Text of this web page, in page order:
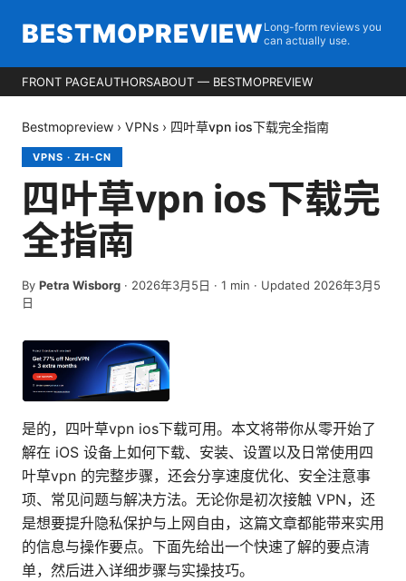
BESTMOPREVIEW Long-form reviews you
can actually use.
FRONT PAGEAUTHORSABOUT — BESTMOPREVIEW
Bestmopreview › VPNs › 四叶草vpn ios下载完全指南
VPNS · ZH-CN
四叶草vpn ios下载完
全指南
By Petra Wisborg · 2026年3月5日 · 1 min · Updated 2026年3月5
日
是的，四叶草vpn ios下载可用。本文将带你从零开始了
解在 iOS 设备上如何下载、安装、设置以及日常使用四
叶草vpn 的完整步骤，还会分享速度优化、安全注意事
项、常见问题与解决方法。无论你是初次接触 VPN，还
是想要提升隐私保护与上网自由，这篇文章都能带来实用
的信息与操作要点。下面先给出一个快速了解的要点清
单，然后进入详细步骤与实操技巧。